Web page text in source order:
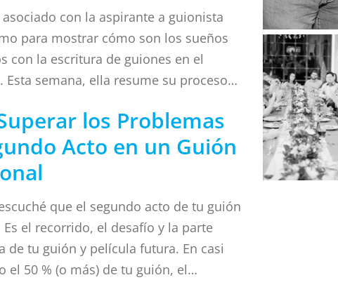
para contarle a alguien la idea
de todo tu guión. ¿Qué le dirías?
rápido, de una sola frase, de toda tu
idea troncal . . .
con la aspirante a guionista
para mostrar cómo son los sueños
con la escritura de guiones en el
Esta semana, ella resume su proceso
para organizar tu historia antes de
tu guión. "¡Hola amigos! Me
Stormo y me he asociado con
mostrarles cómo es mi vida como
y hoy quiero compartir con
hago el esquema de un guión. Con el
cuenta de que mi problema con la
historias era…
los Problemas
Acto en un Guión
que el segundo acto de tu guión
el recorrido, el desafío y la parte
de tu guión y película futura. En casi
el 50 % (o más) de tu guión, el